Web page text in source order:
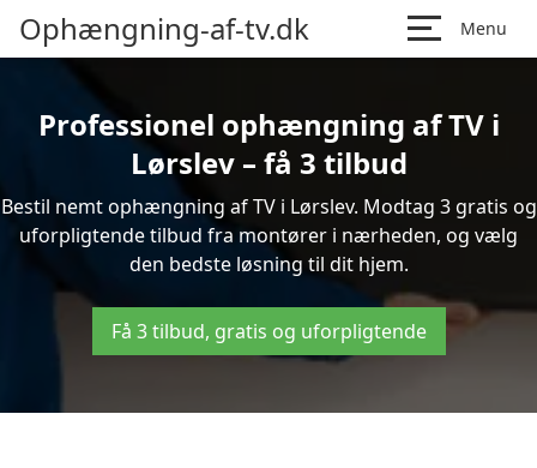
Ophængning-af-tv.dk Menu
Professionel ophængning af TV i
Lørslev – få 3 tilbud
Bestil nemt ophængning af TV i Lørslev. Modtag 3 gratis og
uforpligtende tilbud fra montører i nærheden, og vælg
den bedste løsning til dit hjem.
Få 3 tilbud, gratis og uforpligtende